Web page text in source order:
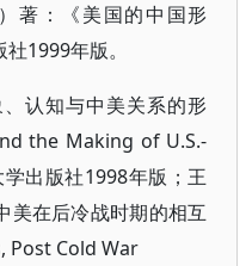
著：《美国的中国形
1999年版。
认知与中美关系的形
the Making of U.S.-
出版社1998年版；王
在后冷战时期的相互
Post Cold War